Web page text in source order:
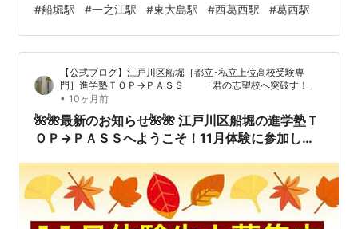
へ。 冬休みに英語の特別講座を開催します！ 英語がとて
も苦手な中学生、中学入学に向けてこれから勉強を始め
たい小６生のための講義授業を行います！入塾基準・入
塾テストなどはありません。奮ってご参加ください！！
Ｔ…
#船堀駅 #一之江駅 #東大島駅 #西葛西駅 #葛西駅
【公式ブログ】江戸川区船堀［都立･私立上位高校受験専
門］進学塾ＴＯＰ→ＰＡＳＳ 「君の志望校へ突破す！」
• 10ヶ月前
🌺🌺最新のお知らせ🌺🌺 江戸川区船堀の進学塾Ｔ
ＯＰ→ＰＡＳＳへようこそ！11月体験に参加しよ
講座」「オンライン算数道場」についてなどはこ
ちらから。